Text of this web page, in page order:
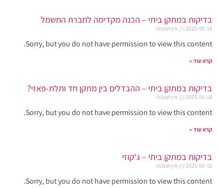
בדיקות במתקן ביתי – הכנה מקדימה לחברת החשמל
2025-06-18 אין תגובות
Sorry, but you do not have permission to view this content.
קרא עוד »
בדיקות במתקן ביתי – ההבדלים בין מתקן חד ותלת-פאזי?
2025-06-18 אין תגובות
Sorry, but you do not have permission to view this content.
קרא עוד »
בדיקות במתקן ביתי – ג'קוזי
2025-06-18 אין תגובות
Sorry, but you do not have permission to view this content.